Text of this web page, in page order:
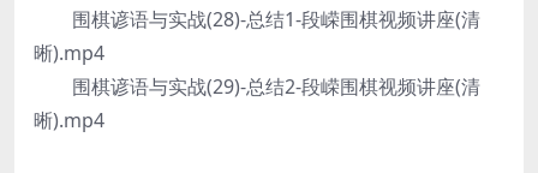
围棋谚语与实战(28)-总结1-段嵘围棋视频讲座(清
晰).mp4
围棋谚语与实战(29)-总结2-段嵘围棋视频讲座(清
晰).mp4